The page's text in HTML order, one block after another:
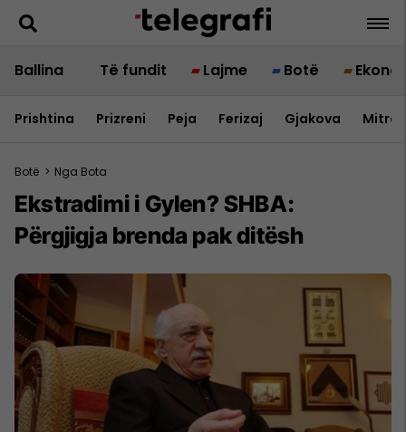
Ballina Të fundit Lajme Botë
Prishtina Prizreni Peja Ferizaj Gjakova
Botë > Nga Bota
Ekstradimi i Gylen? SHBA:
Përgjigja brenda pak ditësh